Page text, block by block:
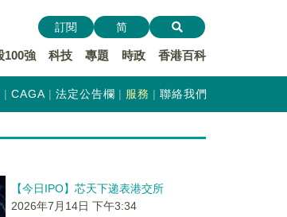
100強 科技 專題 時政 香港百科
訂閱 简
CAGA 法定公告欄 服務 聯絡我們
【今日IPO】芯天下递表港交所
2026年7月14日 下午3:34